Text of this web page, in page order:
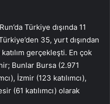
Türkiye dışında 11
35, yurt dışından
gerçekleşti. En çok
Bunlar Bursa (2.971
İzmir (123 katılımcı),
(61 katılımcı) olarak